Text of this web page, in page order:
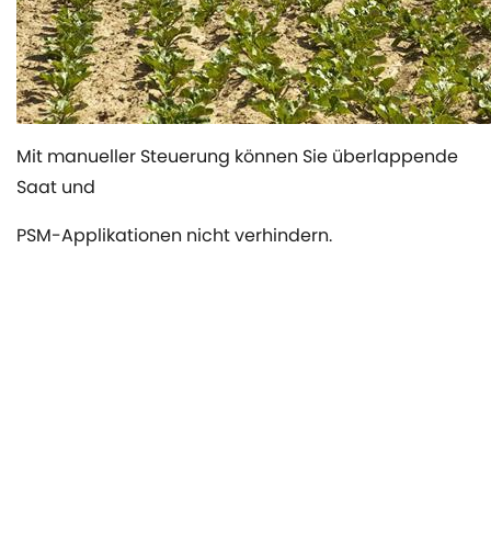
Mit manueller Steuerung können Sie überlappende
Saat und
PSM-Applikationen nicht verhindern.